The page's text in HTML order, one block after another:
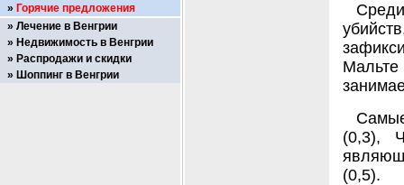
Мальте
(0,3),
(0,5).
Горячие предложения
Лечение в Венгрии
Недвижимость в Венгрии
Распродажи и скидки
Шоппинг в Венгрии